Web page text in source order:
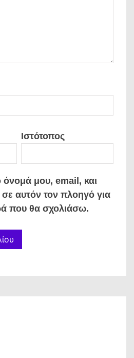
Ιστότοπος
μου, email, και
αυτόν τον πλοηγό για
που θα σχολιάσω.